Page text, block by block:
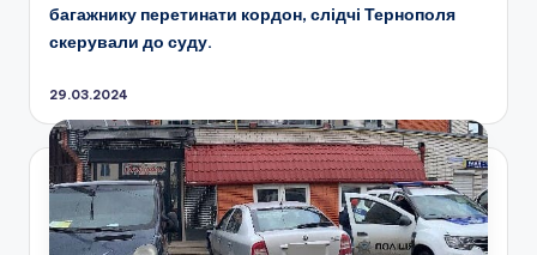
багажнику перетинати кордон, слідчі Тернополя
скерували до суду.
29.03.2024